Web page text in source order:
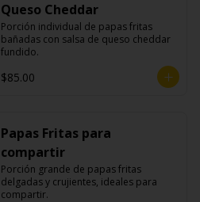
Queso Cheddar
Porción individual de papas fritas
bañadas con salsa de queso cheddar
fundido.
$85.00
Papas Fritas para
compartir
Porción grande de papas fritas
delgadas y crujientes, ideales para
compartir.